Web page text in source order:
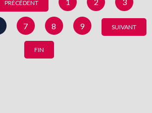
PRÉCÉDENT
7 8 9 SUIVANT
FIN